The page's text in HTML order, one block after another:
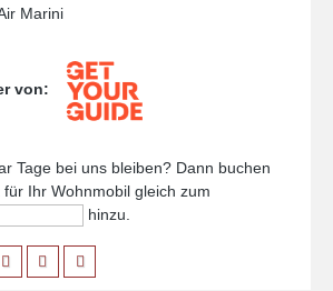
Marini
von:
Tage bei uns bleiben? Dann buchen
Ihr Wohnmobil gleich zum
hinzu.